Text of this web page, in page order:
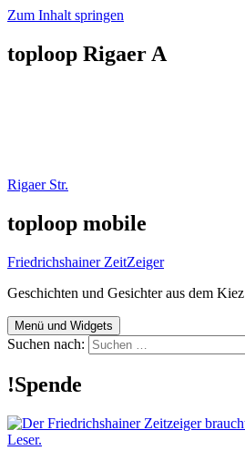
Zum Inhalt springen
toploop Rigaer A
Rigaer Str.
toploop mobile
Friedrichshainer ZeitZeiger
Geschichten und Gesichter aus dem Kiez
Menü und Widgets
Suchen nach:
!Spende